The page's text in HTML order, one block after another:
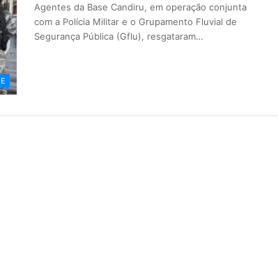
Agentes da Base Candiru, em operação conjunta
com a Polícia Militar e o Grupamento Fluvial de
Segurança Pública (Gflu), resgataram…